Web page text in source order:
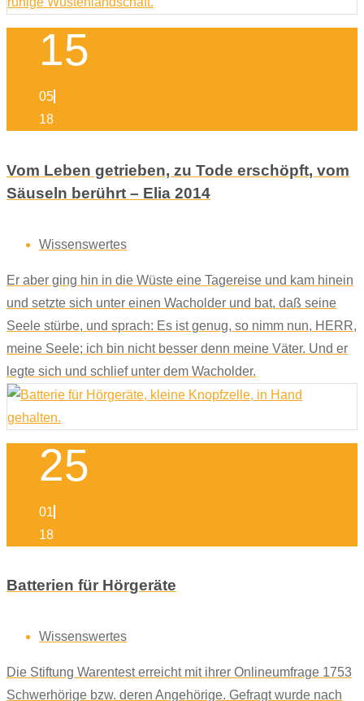
15
05
18
Vom Leben getrieben, zu Tode erschöpft, vom
Säuseln berührt – Elia 2014
Wissenswertes
Er aber ging hin in die Wüste eine Tagereise und kam hinein
und setzte sich unter einen Wacholder und bat, daß seine
Seele stürbe, und sprach: Es ist genug, so nimm nun, HERR,
meine Seele; ich bin nicht besser denn meine Väter. Und er
legte sich und schlief unter dem Wacholder.
25
01
18
Batterien für Hörgeräte
Wissenswertes
Die Stiftung Warentest erreicht mit ihrer Onlineumfrage 1753
Schwerhörige bzw. deren Angehörige. Gefragt wurde nach